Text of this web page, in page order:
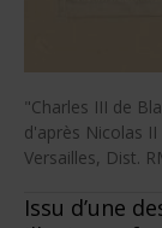
"Charles III de
d'après Nicolas
Versailles, Dist.
Issu d’une